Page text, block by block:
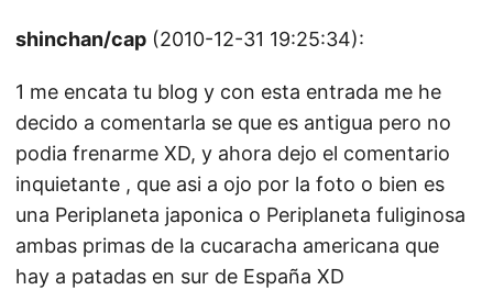
shinchan/cap (2010-12-31 19:25:34):
1 me encata tu blog y con esta entrada me he
decido a comentarla se que es antigua pero no
podia frenarme XD, y ahora dejo el comentario
inquietante , que asi a ojo por la foto o bien es
una Periplaneta japonica o Periplaneta fuliginosa
ambas primas de la cucaracha americana que
hay a patadas en sur de España XD